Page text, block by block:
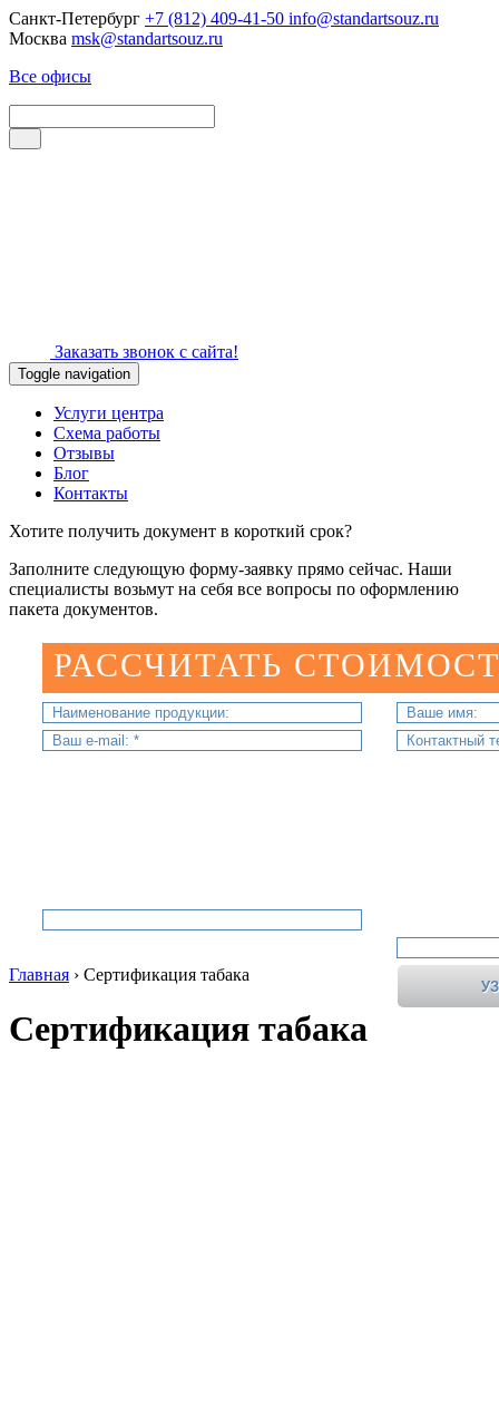
Санкт-Петербург +7 (812) 409-41-50 info@standartsouz.ru
Москва msk@standartsouz.ru
Все офисы
Заказать звонок с сайта!
Toggle navigation
Услуги центра
Схема работы
Отзывы
Блог
Контакты
Хотите получить документ в короткий срок?
Заполните следующую форму-заявку прямо сейчас. Наши
специалисты возьмут на себя все вопросы по оформлению
пакета документов.
РАССЧИТАТЬ
Главная › Сертификация табака
Сертификация табака